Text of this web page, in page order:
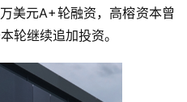
美元A+轮融资，高榕资本曾
轮继续追加投资。